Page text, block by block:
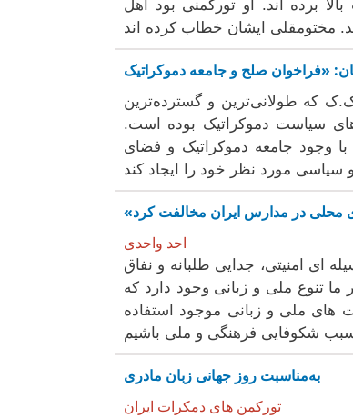
برده اند. او تورکمنی بود اهل
که طولانی‌ترین و گسترده‌ترین
سیاست دموکراتیک بوده است.
با وجود جامعه دموکراتیک و فضای
احد واحدی
ای امنیتی، جدایی طلبانه و نفاق
ما تنوع ملی و زبانی وجود دارد که
های ملی و زبانی موجود استفاده
به‌مناسبت روز جهانی زبان مادری
تورکمن های دمکرات ایران